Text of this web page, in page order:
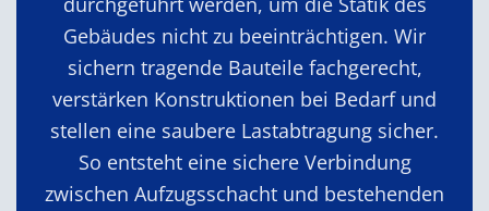
Gebäudes nicht zu beeinträchtigen. Wir
sichern tragende Bauteile fachgerecht,
verstärken Konstruktionen bei Bedarf und
stellen eine saubere Lastabtragung sicher.
So entsteht eine sichere Verbindung
zwischen Aufzugsschacht und bestehenden